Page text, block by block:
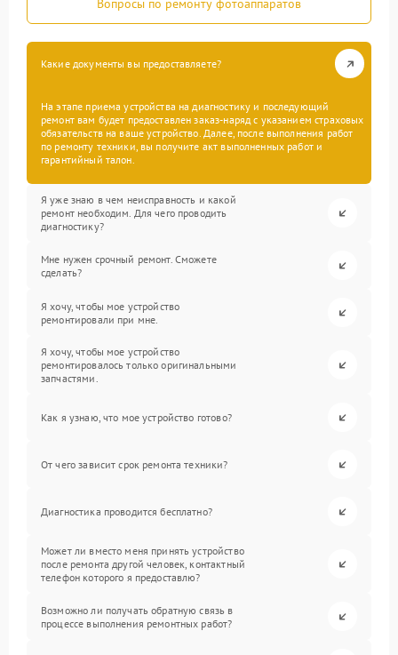
Вопросы по ремонту фотоаппаратов
Какие документы вы предоставляете?
На этапе приема устройства на диагностику и последующий
ремонт вам будет предоставлен заказ-наряд с указанием страховых
обязательств на ваше устройство. Далее, после выполнения работ
по ремонту техники, вы получите акт выполненных работ и
гарантийный талон.
Я уже знаю в чем неисправность и какой
ремонт необходим. Для чего проводить
диагностику?
Мне нужен срочный ремонт. Сможете
сделать?
Я хочу, чтобы мое устройство
ремонтировали при мне.
Я хочу, чтобы мое устройство
ремонтировалось только оригинальными
запчастями.
Как я узнаю, что мое устройство готово?
От чего зависит срок ремонта техники?
Диагностика проводится бесплатно?
Может ли вместо меня принять устройство
после ремонта другой человек, контактный
телефон которого я предоставлю?
Возможно ли получать обратную связь в
процессе выполнения ремонтных работ?